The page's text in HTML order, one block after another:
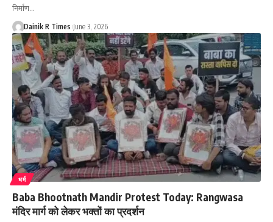
निर्माण…
Dainik R Times June 3, 2026
धर्म
Baba Bhootnath Mandir Protest Today: Rangwasa
मंदिर मार्ग को लेकर भक्तों का प्रदर्शन